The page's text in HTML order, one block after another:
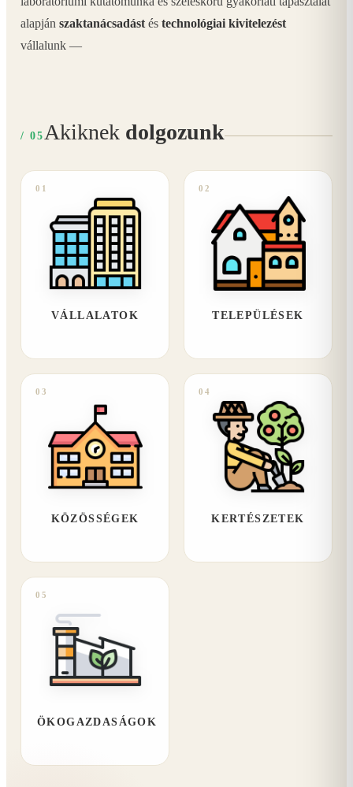
alapján szaktanácsadást és technológiai kivitelezést
vállalunk —
/ 05 Akiknek dolgozunk
01
VÁLLALATOK
02
TELEPÜLÉSEK
03
KÖZÖSSÉGEK
04
KERTÉSZETEK
05
ÖKOGAZDASÁGOK